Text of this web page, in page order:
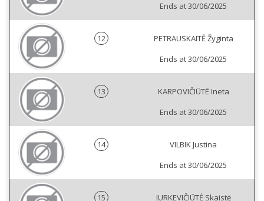
Ends at 30/06/2025
12
PETRAUSKAITĖ Žyginta
Ends at 30/06/2025
13
KARPOVIČIŪTĒ Ineta
Ends at 30/06/2025
14
VILBIK Justina
Ends at 30/06/2025
15
JURKEVIČIŪTĖ Skaistė